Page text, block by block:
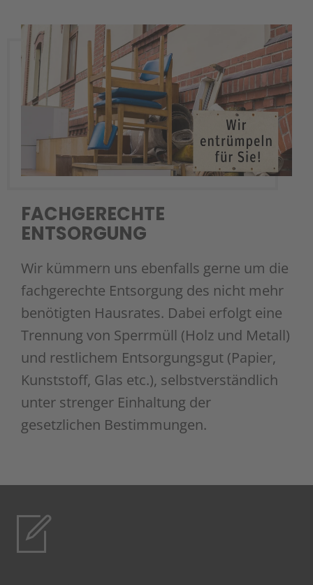
FACHGERECHTE
ENTSORGUNG
Wir kümmern uns ebenfalls gerne um die
fachgerechte Entsorgung des nicht mehr
benötigten Hausrates. Dabei erfolgt eine
Trennung von Sperrmüll (Holz und Metall)
und restlichem Entsorgungsgut (Papier,
Kunststoff, Glas etc.), selbstverständlich
unter strenger Einhaltung der
gesetzlichen Bestimmungen.